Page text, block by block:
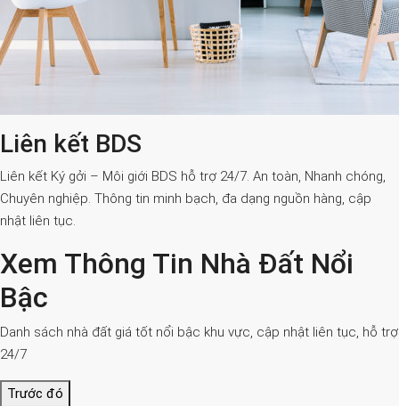
Liên kết BDS
Liên kết Ký gởi – Môi giới BDS hỗ trợ 24/7. An toàn, Nhanh chóng,
Chuyên nghiệp. Thông tin minh bạch, đa dạng nguồn hàng, cập
nhật liên tục.
Xem Thông Tin Nhà Đất Nổi
Bậc
Danh sách nhà đất giá tốt nổi bậc khu vực, cập nhật liên tục, hỗ trợ
24/7
Trước đó